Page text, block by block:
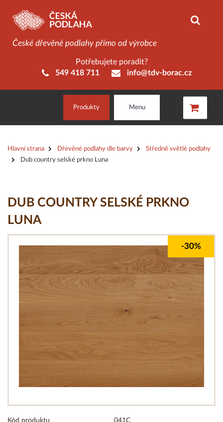
České dřevěné podlahy přímo od výrobce
Potřebujete poradit?
549 418 711
info@tdv-borac.cz
Produkty Menu
Hlavní strana Dřevěné podlahy dle barvy
Středně světlé podlahy
Dub country selské prkno Luna
DUB COUNTRY SELSKÉ PRKNO
LUNA
-30%
Kód produktu 041C